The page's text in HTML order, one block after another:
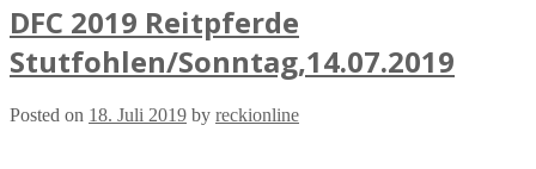
DFC 2019 Reitpferde
Stutfohlen/Sonntag,14.07.2019
Posted on 18. Juli 2019 by reckionline